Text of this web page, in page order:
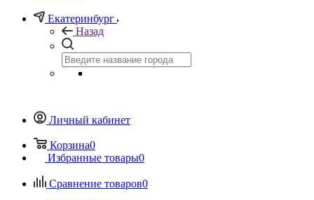
Екатеринбург
Назад
Личный кабинет
Корзина0
Избранные товары0
Сравнение товаров0